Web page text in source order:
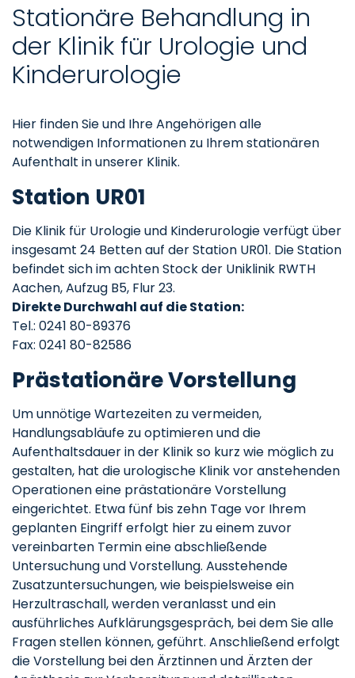
Stationäre Behandlung in
der Klinik für Urologie und
Kinderurologie
Hier finden Sie und Ihre Angehörigen alle
notwendigen Informationen zu Ihrem stationären
Aufenthalt in unserer Klinik.
Station UR01
Die Klinik für Urologie und Kinderurologie verfügt über
insgesamt 24 Betten auf der Station UR01. Die Station
befindet sich im achten Stock der Uniklinik RWTH
Aachen, Aufzug B5, Flur 23.
Direkte Durchwahl auf die Station:
Tel.: 0241 80-89376
Fax: 0241 80-82586
Prästationäre Vorstellung
Um unnötige Wartezeiten zu vermeiden,
Handlungsabläufe zu optimieren und die
Aufenthaltsdauer in der Klinik so kurz wie möglich zu
gestalten, hat die urologische Klinik vor anstehenden
Operationen eine prästationäre Vorstellung
eingerichtet. Etwa fünf bis zehn Tage vor Ihrem
geplanten Eingriff erfolgt hier zu einem zuvor
vereinbarten Termin eine abschließende
Untersuchung und Vorstellung. Ausstehende
Zusatzuntersuchungen, wie beispielsweise ein
Herzultraschall, werden veranlasst und ein
ausführliches Aufklärungsgespräch, bei dem Sie alle
Fragen stellen können, geführt. Anschließend erfolgt
die Vorstellung bei den Ärztinnen und Ärzten der